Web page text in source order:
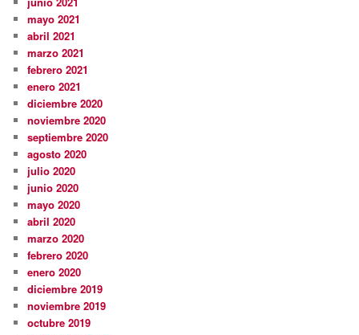
mayo 2021
abril 2021
marzo 2021
febrero 2021
enero 2021
diciembre 2020
noviembre 2020
septiembre 2020
agosto 2020
julio 2020
junio 2020
mayo 2020
abril 2020
marzo 2020
febrero 2020
enero 2020
diciembre 2019
noviembre 2019
octubre 2019